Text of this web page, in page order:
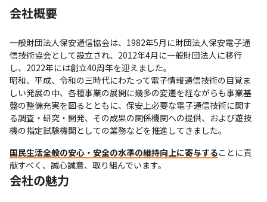
会社概要
一般財団法人保安通信協会は、1982年5月に財団法人保安電子通
信技術協会として設立され、2012年4月に一般財団法人に移行
し、2022年には創立40周年を迎えました。
昭和、平成、令和の三時代にわたって電子情報通信技術の目覚ま
しい発展の中、各種事業の展開に幾多の変遷を経ながらも事業基
盤の整備充実を図るとともに、保安上必要な電子通信技術に関す
る調査・研究・開発、その成果の関係機関への提供、および遊技
機の指定試験機関としての業務などを推進してきました。
国民生活全般の安心・安全の水準の維持向上に寄与することに貢
献すべく、誠心誠意、取り組んでいます。
会社の魅力